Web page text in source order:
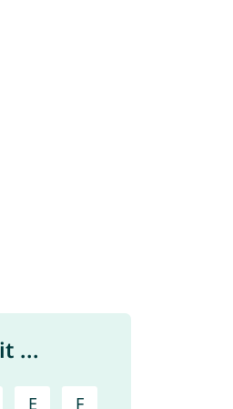
...
E F